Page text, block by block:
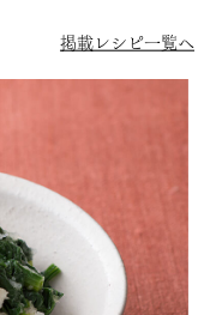
掲載レシピ一覧へ